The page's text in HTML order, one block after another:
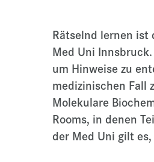
Rätselnd lernen ist
Med Uni
um Hinweise zu
medizinischen Fall
Molekulare
Rooms, in denen
der Med Uni gilt